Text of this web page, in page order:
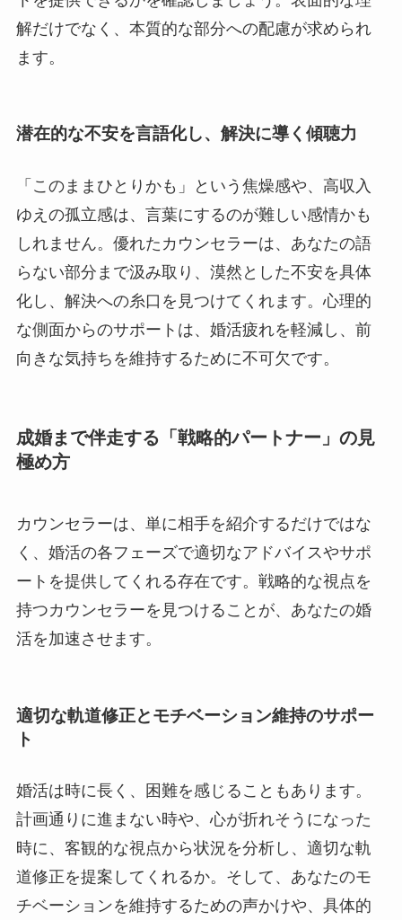
解だけでなく、本質的な部分への配慮が求められ
ます。
潜在的な不安を言語化し、解決に導く傾聴力
「このままひとりかも」という焦燥感や、高収入
ゆえの孤立感は、言葉にするのが難しい感情かも
しれません。優れたカウンセラーは、あなたの語
らない部分まで汲み取り、漠然とした不安を具体
化し、解決への糸口を見つけてくれます。心理的
な側面からのサポートは、婚活疲れを軽減し、前
向きな気持ちを維持するために不可欠です。
成婚まで伴走する「戦略的パートナー」の見
極め方
カウンセラーは、単に相手を紹介するだけではな
く、婚活の各フェーズで適切なアドバイスやサポ
ートを提供してくれる存在です。戦略的な視点を
持つカウンセラーを見つけることが、あなたの婚
活を加速させます。
適切な軌道修正とモチベーション維持のサポー
ト
婚活は時に長く、困難を感じることもあります。
計画通りに進まない時や、心が折れそうになった
時に、客観的な視点から状況を分析し、適切な軌
道修正を提案してくれるか。そして、あなたのモ
チベーションを維持するための声かけや、具体的